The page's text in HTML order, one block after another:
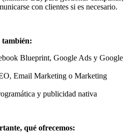
con clientes si es necesario.
también:
Blueprint, Google Ads y Google
Email Marketing o Marketing
y publicidad nativa
qué ofrecemos: